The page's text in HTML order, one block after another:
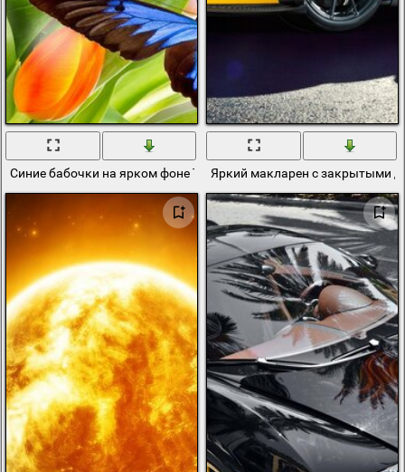
Синие бабочки на ярком фоне ТюльпановЯркий макларен с закрытыми